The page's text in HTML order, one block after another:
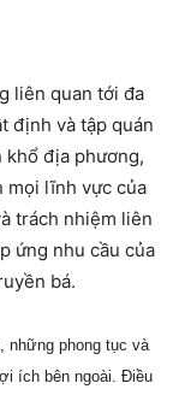
liên quan tới đa
định và tập quán
khổ địa phương,
mọi lĩnh vực của
trách nhiệm liên
ứng nhu cầu của
bá.
những phong tục và
ích bên ngoài. Điều